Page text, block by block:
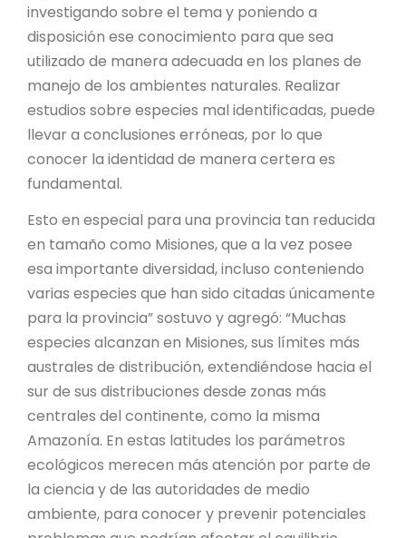
investigando sobre el tema y poniendo a
disposición ese conocimiento para que sea
utilizado de manera adecuada en los planes de
manejo de los ambientes naturales. Realizar
estudios sobre especies mal identificadas, puede
llevar a conclusiones erróneas, por lo que
conocer la identidad de manera certera es
fundamental.
Esto en especial para una provincia tan reducida
en tamaño como Misiones, que a la vez posee
esa importante diversidad, incluso conteniendo
varias especies que han sido citadas únicamente
para la provincia” sostuvo y agregó: “Muchas
especies alcanzan en Misiones, sus límites más
australes de distribución, extendiéndose hacia el
sur de sus distribuciones desde zonas más
centrales del continente, como la misma
Amazonía. En estas latitudes los parámetros
ecológicos merecen más atención por parte de
la ciencia y de las autoridades de medio
ambiente, para conocer y prevenir potenciales